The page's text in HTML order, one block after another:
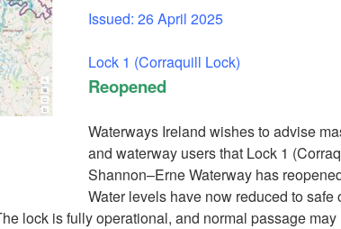
Issued: 26 April 2025
Lock 1 (Corraquill Lock)
Reopened
Waterways Ireland wishes to advise
and waterway users that Lock 1
Shannon–Erne Waterway has
Water levels have now reduced to safe
lock is fully operational, and normal passage may